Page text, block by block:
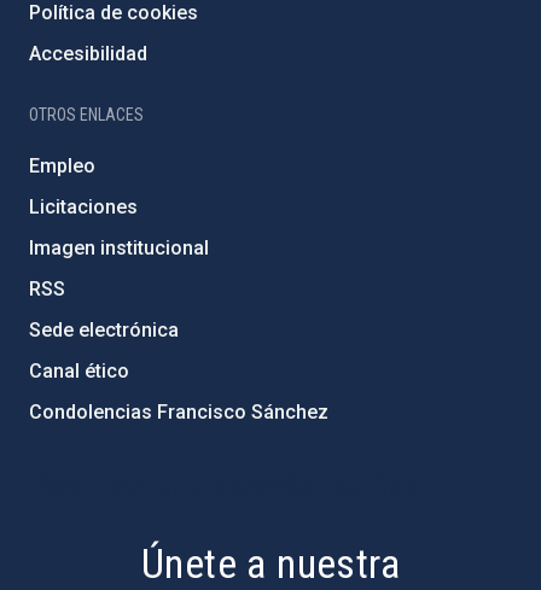
Política de cookies
Accesibilidad
OTROS ENLACES
Empleo
Licitaciones
Imagen institucional
RSS
Sede electrónica
Canal ético
Condolencias Francisco Sánchez
Únete a nuestra